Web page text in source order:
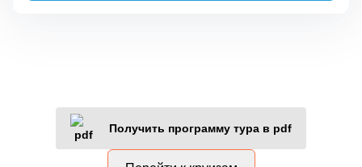
Получить программу тура в pdf